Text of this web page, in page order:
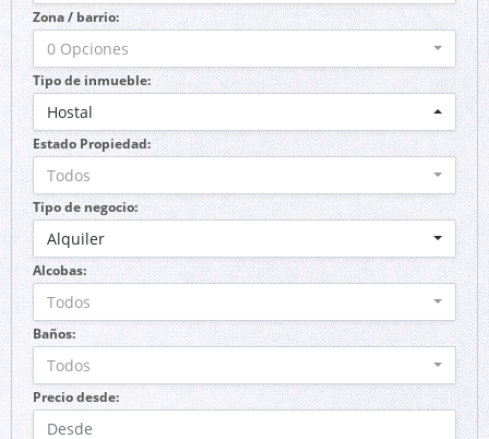
Zona / barrio:
0 Opciones
Tipo de inmueble:
Hostal
Estado Propiedad:
Todos
Tipo de negocio:
Alquiler
Alcobas:
Todos
Baños:
Todos
Precio desde: